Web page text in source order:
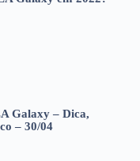
Galaxy – Dica,
– 30/04